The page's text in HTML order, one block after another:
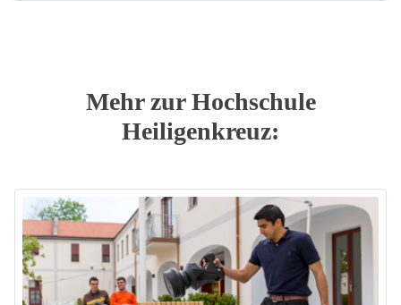
Mehr zur Hochschule
Heiligenkreuz: